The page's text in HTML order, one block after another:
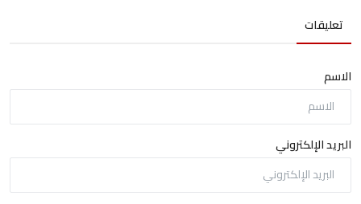
تعليقات
الاسم
البريد الإلكتروني